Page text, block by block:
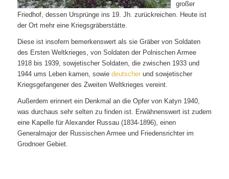
großer
Friedhof, dessen Ursprünge ins 19. Jh. zurückreichen. Heute ist
der Ort mehr eine Kriegsgräberstätte.
Diese ist insofern bemerkenswert als sie Gräber von Soldaten
des Ersten Weltkrieges, von Soldaten der Polnischen Armee
1918 bis 1939, sowjetischer Soldaten, die zwischen 1933 und
1944 ums Leben kamen, sowie deutscher und sowjetischer
Kriegsgefangener des Zweiten Weltkrieges vereint.
Außerdem erinnert ein Denkmal an die Opfer von Katyn 1940,
was durchaus sehr selten zu finden ist. Erwähnenswert ist zudem
eine Kapelle für Alexander Russau (1834-1896), einen
Generalmajor der Russischen Armee und Friedensrichter im
Grodnoer Gebiet.